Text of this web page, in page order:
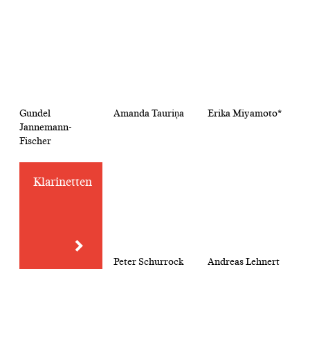
Gundel
Jannemann-
Fischer
Amanda Tauriņa Erika Miyamoto*
Klarinetten
Peter Schurrock Andreas Lehnert